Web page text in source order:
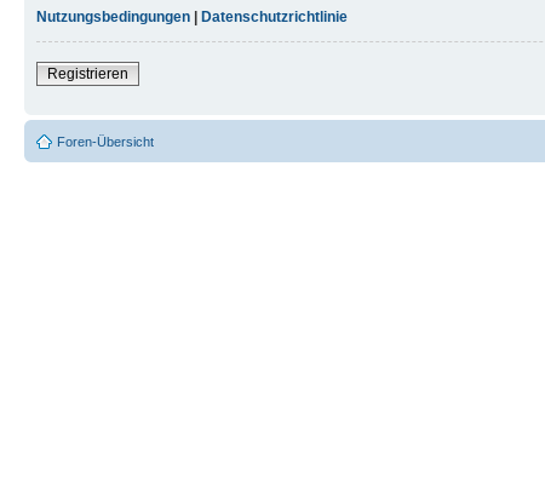
Nutzungsbedingungen | Datenschutzrichtlinie
Registrieren
Foren-Übersicht